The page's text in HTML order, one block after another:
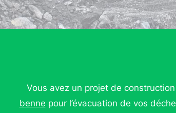
Vous avez un projet de
benne pour l’évacuation de vos